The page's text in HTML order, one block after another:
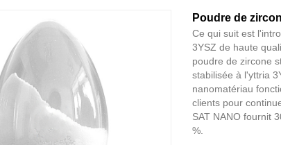
Poudre de
Ce qui suit est
3YSZ de haute
poudre de zircone
stabilisée à l'yttria
nanomatériau
clients pour
SAT NANO fournit
%.